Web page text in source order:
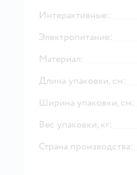
Интерактивные:
Электропитание:
Материал:
Длина упаковки, см:
Ширина упаковки, см:
Вес упаковки, кг:
Страна производства: